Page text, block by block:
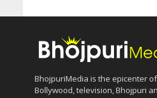
BhojpuriMedia is the epicenter
Bollywood, television, Bhojpuri